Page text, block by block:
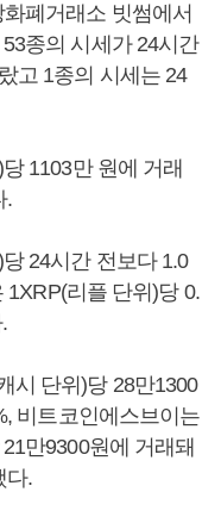
폐거래소 빗썸에서
종의 시세가 24시간
고 1종의 시세는 24
1103만 원에 거래
.
24시간 전보다 1.0
1XRP(리플 단위)당 0.
시 단위)당 28만1300
비트코인에스브이는
만9300원에 거래돼
다.